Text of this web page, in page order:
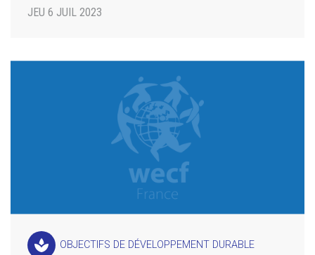
JEU 6 JUIL 2023
spa OBJECTIFS DE DÉVELOPPEMENT DURABLE